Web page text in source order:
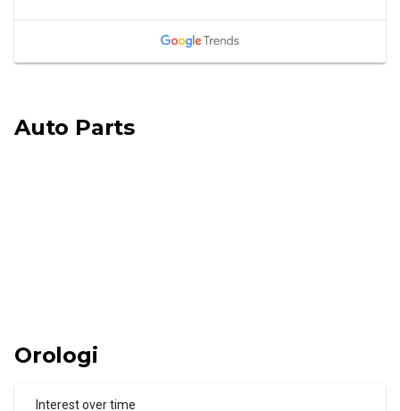
Auto Parts
Orologi